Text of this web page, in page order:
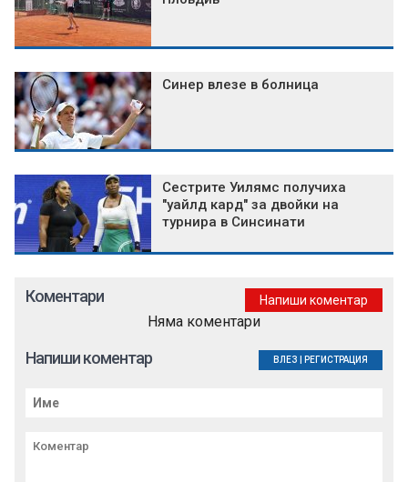
Синер влезе в болница
Сестрите Уилямс получиха
"уайлд кард" за двойки на
турнира в Синсинати
Коментари Напиши коментар
Няма коментари
Напиши коментар ВЛЕЗ РЕГИСТРАЦИЯ